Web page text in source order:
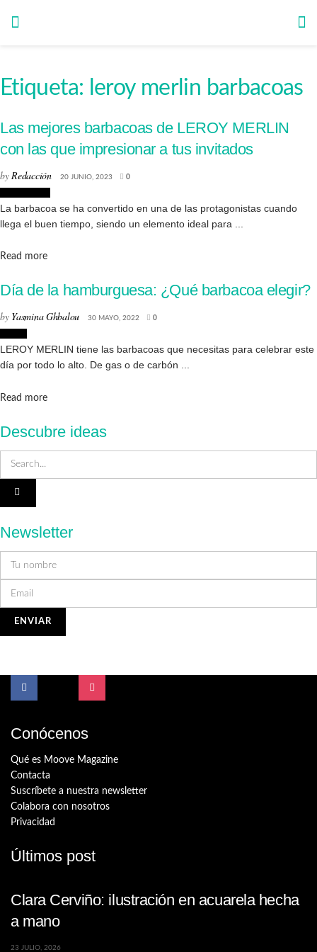
Etiqueta: leroy merlin barbacoas
Las mejores barbacoas de LEROY MERLIN
con las que impresionar a tus invitados
byRedacción 20 JUNIO, 2023 0
La barbacoa se ha convertido en una de las protagonistas cuando
llega el buen tiempo, siendo un elemento ideal para ...
Read moreDetails
Día de la hamburguesa: ¿Qué barbacoa elegir?
by Yasmina Ghbalou 30 MAYO, 2022 0
LEROY MERLIN tiene las barbacoas que necesitas para celebrar este
día por todo lo alto. De gas o de carbón ...
Read moreDetails
Descubre ideas
Newsletter
Conócenos
Qué es Moove Magazine
Contacta
Suscríbete a nuestra newsletter
Colabora con nosotros
Privacidad
Últimos post
Clara Cerviño: ilustración en acuarela hecha
a mano
23 JULIO, 2026